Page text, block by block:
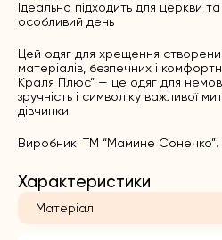
Ідеально підходить для церкви
особливий день
Цей одяг для хрещення
матеріалів, безпечних і
Краля Плюс” — це одяг для
зручність і символіку важливої
дівчинки
Виробник: ТМ “Мамине Сонечко”.
Характеристики
Матеріал